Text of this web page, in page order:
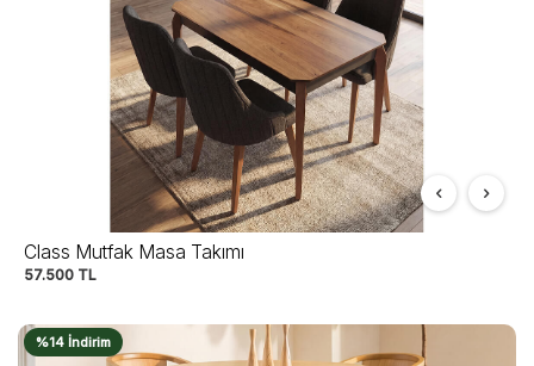
Class Mutfak Masa Takımı
57.500 TL
%14 İndirim